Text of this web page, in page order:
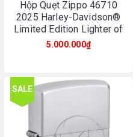
Hộp Quẹt Zippo 46710
2025 Harley-Davidson®
Limited Edition Lighter of
the Year
5.000.000₫
SALE